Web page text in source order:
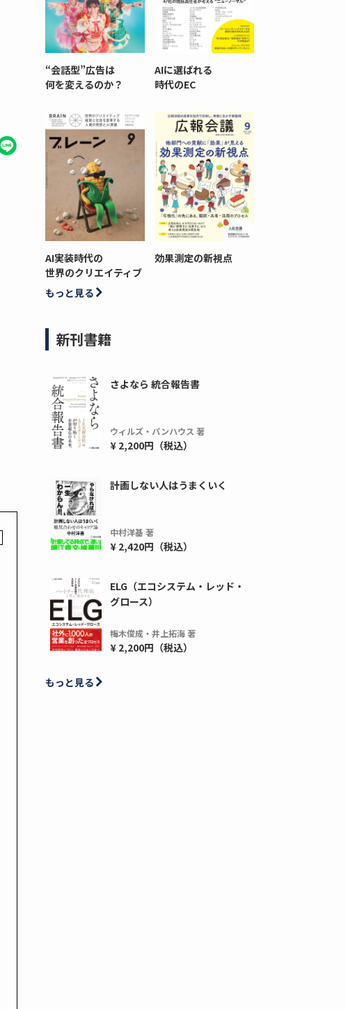
“会話型”広告は
何を変えるのか？
AIに選ばれる
時代のEC
AI実装時代の
世界のクリエイティブ
効果測定の新視点
もっと見る
新刊書籍
さよなら 統合報告書
ウィルズ・パンハウス 著
¥ 2,200円（税込）
計画しない人はうまくいく
中村洋基 著
¥ 2,420円（税込）
ELG（エコシステム・レッド・
グロース）
梅木俊成・井上拓海 著
¥ 2,200円（税込）
もっと見る